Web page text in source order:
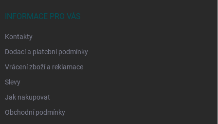
INFORMACE PRO VÁS
Kontakty
Dodací a platební podmínky
Vrácení zboží a reklamace
Slevy
Jak nakupovat
Obchodní podmínky